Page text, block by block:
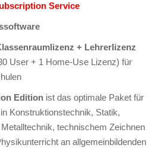
Service
+ Lehrerlizenz
User + 1 Home-Use Lizenz) für
Edition ist das optimale Paket für
Konstruktionstechnik, Statik,
technischem Zeichnen
an allgemeinbildenden